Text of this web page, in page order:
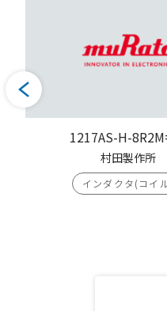
1217AS-H-
村田製作所
インダクタ(コイ